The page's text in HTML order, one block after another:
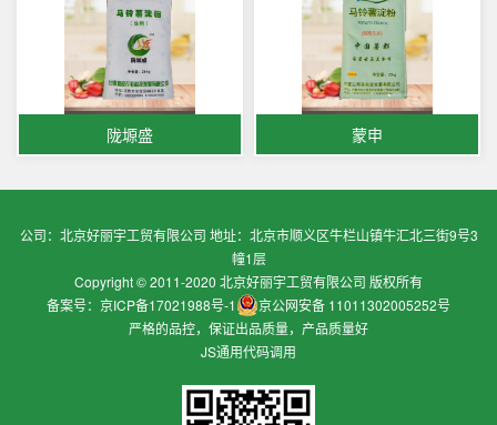
陇塬盛 蒙申
公司：北京好丽宇工贸有限公司 地址：北京市顺义区牛栏山镇牛汇北三街9号3
幢1层
Copyright © 2011-2020 北京好丽宇工贸有限公司 版权所有
备案号：京ICP备17021988号-1
京公网安备 11011302005252号
严格的品控，保证出品质量，产品质量好
JS通用代码调用